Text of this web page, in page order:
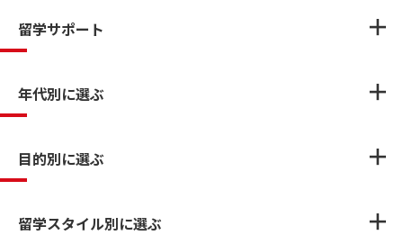
留学サポート
年代別に選ぶ
目的別に選ぶ
留学スタイル別に選ぶ